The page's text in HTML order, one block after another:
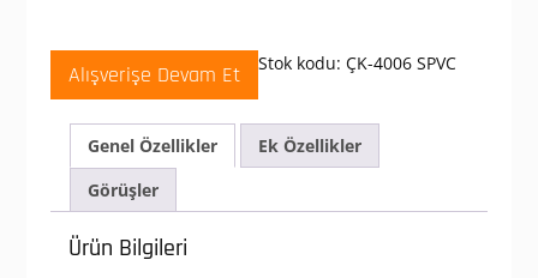
Alışverişe Devam Et Stok kodu: ÇK-4006 SPVC
Genel Özellikler
Ek Özellikler
Görüşler
Ürün Bilgileri